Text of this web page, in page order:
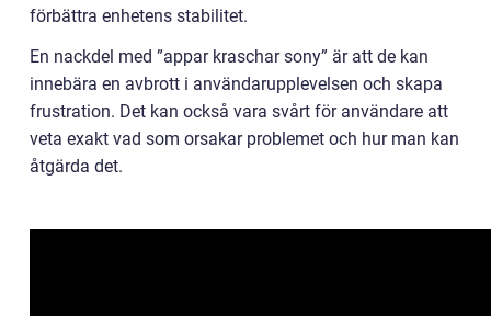
förbättra enhetens stabilitet.
En nackdel med ”appar kraschar sony” är att de kan
innebära en avbrott i användarupplevelsen och skapa
frustration. Det kan också vara svårt för användare att
veta exakt vad som orsakar problemet och hur man kan
åtgärda det.